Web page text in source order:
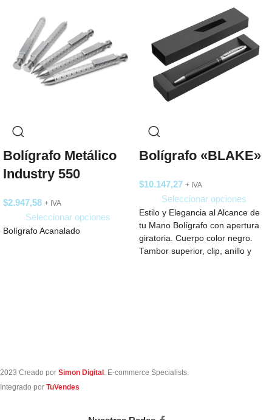
Bolígrafo Metálico
Industry 550
$2.947,58 + IVA
Seleccionar opciones
Bolígrafo Acanalado
Bolígrafo «BLAKE»
$10.147,27 + IVA
Seleccionar opciones
Estilo y Elegancia al Alcance de
tu Mano Bolígrafo con apertura
giratoria. Cuerpo color negro.
Tambor superior, clip, anillo y
2023 Creado por Simon Digital . E-commerce Specialists.
Integrado por TuVendes